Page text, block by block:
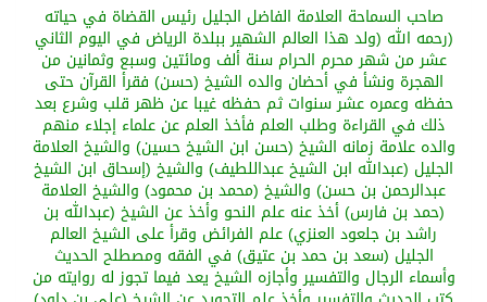
صاحب السماحة العلامة الفاضل الجليل رئيس القضاة في حياته
(رحمه الله (ولد هذا العالم الشهير ببلدة الرياض في اليوم الثاني
عشر من شهر محرم الحرام سنةألف ومائتين وسبع وثمانين من
الهجرة ونشأ في أحضان والده الشيخ (حسن) فقرأ القرآن حتى
حفظه وعمره عشر سنوات ثم حفظه غيبا عن ظهر قلب وشرع بعد
ذلك في القراءة وطلب العلم فأخذ العلم عن علماء إجلاء منهم
والده علامة زمانه الشيخ (حسن ابن الشيخ حسين) والشيخ العلامة
الجليل (عبدالله ابن الشيخ عبداللطيف) والشيخ (إسحاق ابن الشيخ
عبدالرحمن بن حسن) والشيخ (محمد بن محمود) والشيخ العلامة
(حمد بن فارس)أخذ عنه علم النحو وأخذ عن الشيخ (عبدالله بن
راشد بن جلعود العنزي)علم الفرائض وقرأ على الشيخ العالم
الجليل (سعد بن حمد بن عتيق) في الفقه ومصطلح الحديث
وأسماء الرجال والتفسير وأجازه الشيخ يعد فيما تجوز له روايته من